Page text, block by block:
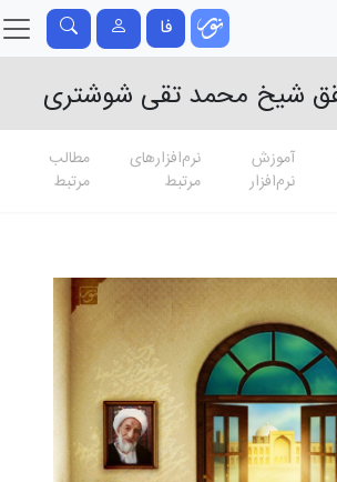
فا
شیخ محمد تقی شوشتری
آموزش
نرم‌افزار
نرم‌افزارهای
مرتبط
مطالب
مرتبط